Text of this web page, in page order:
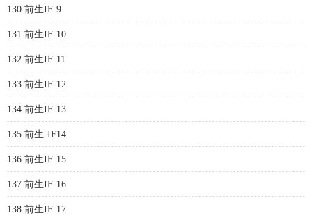
130 前生IF-9
131 前生IF-10
132 前生IF-11
133 前生IF-12
134 前生IF-13
135 前生-IF14
136 前生IF-15
137 前生IF-16
138 前生IF-17